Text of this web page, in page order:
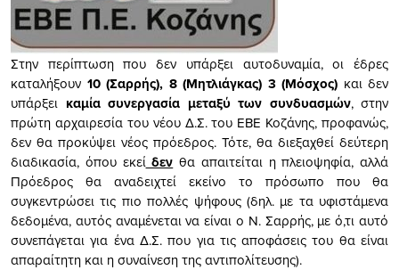
Στην περίπτωση που δεν υπάρξει αυτοδυναμία, οι έδρες
καταλήξουν 10 (Σαρρής), 8 (Μητλιάγκας) 3 (Μόσχος) και δεν
υπάρξει καμία συνεργασία μεταξύ των συνδυασμών, στην
πρώτη αρχαιρεσία του νέου Δ.Σ. του ΕΒΕ Κοζάνης, προφανώς,
δεν θα προκύψει νέος πρόεδρος. Τότε, θα διεξαχθεί δεύτερη
διαδικασία, όπου εκείδεν θα απαιτείται η πλειοψηφία, αλλά
Πρόεδρος θα αναδειχτεί εκείνο το πρόσωπο που θα
συγκεντρώσει τις πιο πολλές ψήφους (δηλ. με τα υφιστάμενα
δεδομένα, αυτός αναμένεται να είναι ο Ν. Σαρρής, με ό,τι αυτό
συνεπάγεται για ένα Δ.Σ. που για τις αποφάσεις του θα είναι
απαραίτητη και η συναίνεση της αντιπολίτευσης).